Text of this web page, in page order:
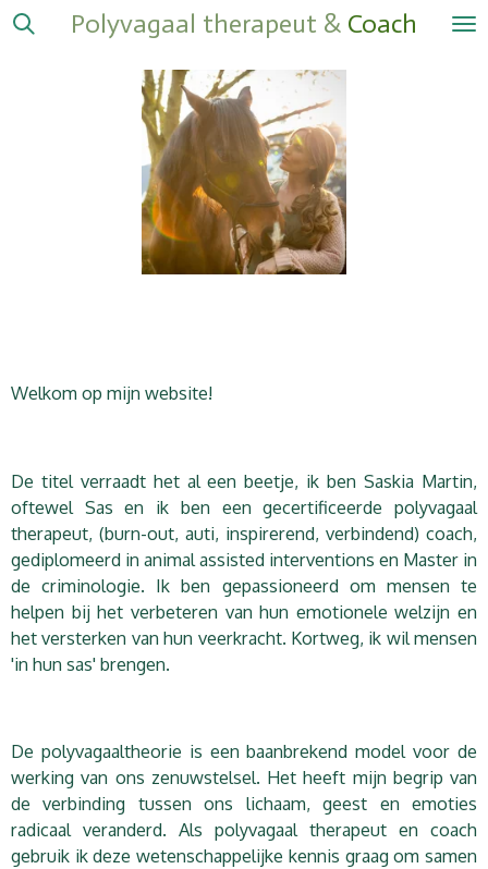
Ga
Polyvagaal therapeut & Coach
Welkom op mijn website!
De titel verraadt het al een beetje, ik ben Saskia Martin,
oftewel Sas en ik ben een gecertificeerde polyvagaal
therapeut, (burn-out, auti, inspirerend, verbindend) coach,
gediplomeerd in animal assisted interventions en Master in
de criminologie. Ik ben gepassioneerd om mensen te
helpen bij het verbeteren van hun emotionele welzijn en
het versterken van hun veerkracht. Kortweg, ik wil mensen
'in hun sas' brengen.
De polyvagaaltheorie is een baanbrekend model voor de
werking van ons zenuwstelsel. Het heeft mijn begrip van
de verbinding tussen ons lichaam, geest en emoties
radicaal veranderd. Als polyvagaal therapeut en coach
gebruik ik deze wetenschappelijke kennis graag om samen